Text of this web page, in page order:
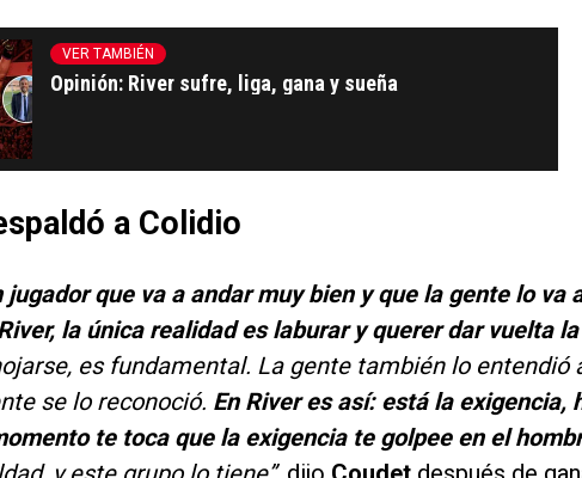
VER TAMBIÉN
Opinión: River sufre, liga, gana y sueña
a Colidio
que va a andar muy bien y que la gente lo va
la única realidad es laburar y querer dar vuelta
es fundamental. La gente también lo entendió
se lo reconoció. En River es así: está la exigencia,
te toca que la exigencia te golpee en el